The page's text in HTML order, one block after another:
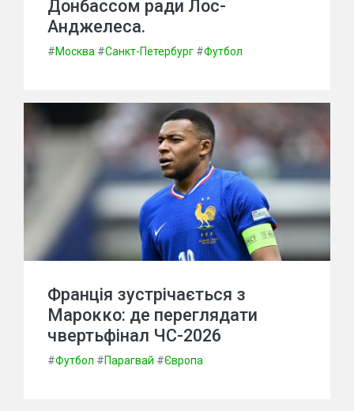
Донбассом ради Лос-
Анджелеса.
#Москва #Санкт-Петербург #Футбол
Франція зустрічається з
Марокко: де переглядати
чвертьфінал ЧС-2026
#Футбол #Парагвай #Європа